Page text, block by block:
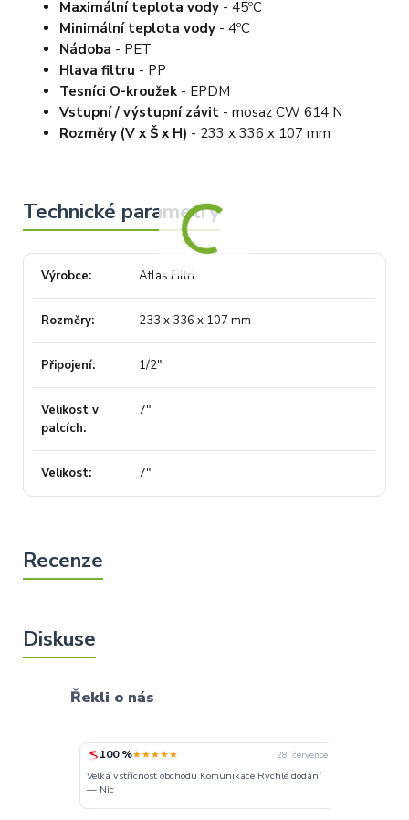
Maximální teplota vody - 45ºC
Minimální teplota vody - 4ºC
Nádoba - PET
Hlava filtru - PP
Tesníci O-kroužek - EPDM
Vstupní / výstupní závit - mosaz CW 614 N
Rozměry (V x Š x H) - 233 x 336 x 107 mm
Výrobce Atlas Filtri
Rozměry 233 x 336 x 107 mm
Připojení 1/2"
Velikost v
palcích
7"
Velikost 7"
Řekli o nás
100 %★★★★★ 28. července
Velká vstřícnost obchodu Komunikace Rychlé dodání
— Nic